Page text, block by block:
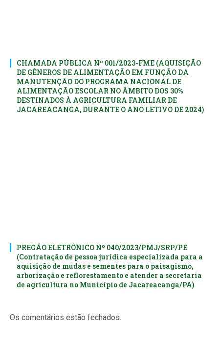
CHAMADA PÚBLICA Nº 001/2023-FME (AQUISIÇÃO
DE GÊNEROS DE ALIMENTAÇÃO EM FUNÇÃO DA
MANUTENÇÃO DO PROGRAMA NACIONAL DE
ALIMENTAÇÃO ESCOLAR NO ÂMBITO DOS 30%
DESTINADOS À AGRICULTURA FAMILIAR DE
JACAREACANGA, DURANTE O ANO LETIVO DE 2024)
PREGÃO ELETRÔNICO Nº 040/2023/PMJ/SRP/PE
(Contratação de pessoa jurídica especializada para a
aquisição de mudas e sementes para o paisagismo,
arborização e reflorestamento e atender a secretaria
de agricultura no Município de Jacareacanga/PA)
Os comentários estão fechados.